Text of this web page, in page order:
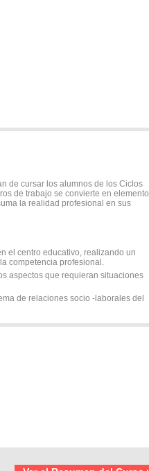
de cursar los alumnos de los Ciclos
de trabajo se convierte en elemento
la realidad profesional en sus
el centro educativo, realizando un
competencia profesional.
aspectos que requieran situaciones
de relaciones socio -laborales del